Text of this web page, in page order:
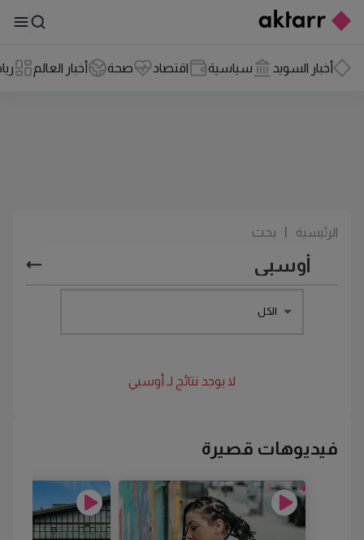
أخبار السويد سياسية اقتصاد صحة أخبار العالم
الرئيسية بحث
الكل
لا يوجد نتائج لـ أوسبي
فيديوهات قصيرة